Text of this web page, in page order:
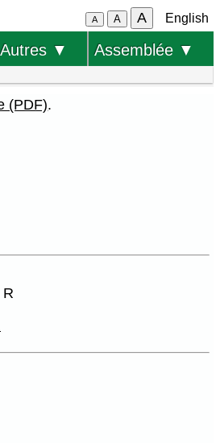
A A A English
Autres ▼ Assemblée ▼
(PDF).